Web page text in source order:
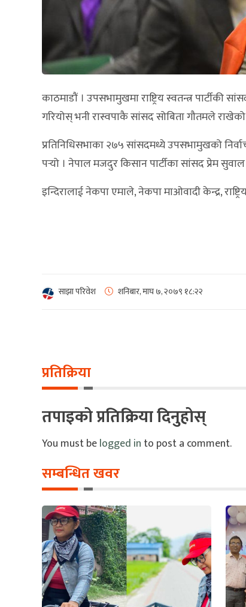
काठमाडौं । उपसभामुखमा राष्ट्रिय स्वतन्त्र पार्टीकी
गरियोस् भनी रास्वपाकै सांसद सोबिता गौतमले
प्रतिनिधिसभाका २७५ सांसदमध्ये उपसभामुखको
पर्‍यो । नेपाल मजदुर किसान पार्टीका सांसद प्रेम
इन्दिरालाई नेकपा एमाले, नेकपा माओवादी केन्द्र,
साझा परिवेश शनिबार, माघ ७, २०७९ १८:२२
प्रतिक्रिया
तपाइको प्रतिक्रिया दिनुहोस्
You must belogged in to post a comment.
सम्बन्धित खवर